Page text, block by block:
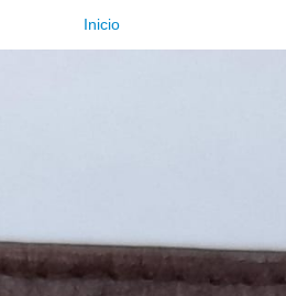
Inicio